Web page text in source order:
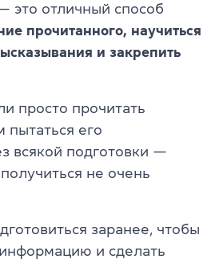
это отличный способ
прочитанного, научиться
и закрепить
просто прочитать
пытаться его
всякой подготовки —
не очень
заранее, чтобы
и сделать